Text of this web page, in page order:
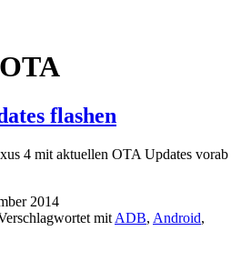
OTA
flashen
4 mit aktuellen OTA Updates vorab
2014
mit ADB, Android,